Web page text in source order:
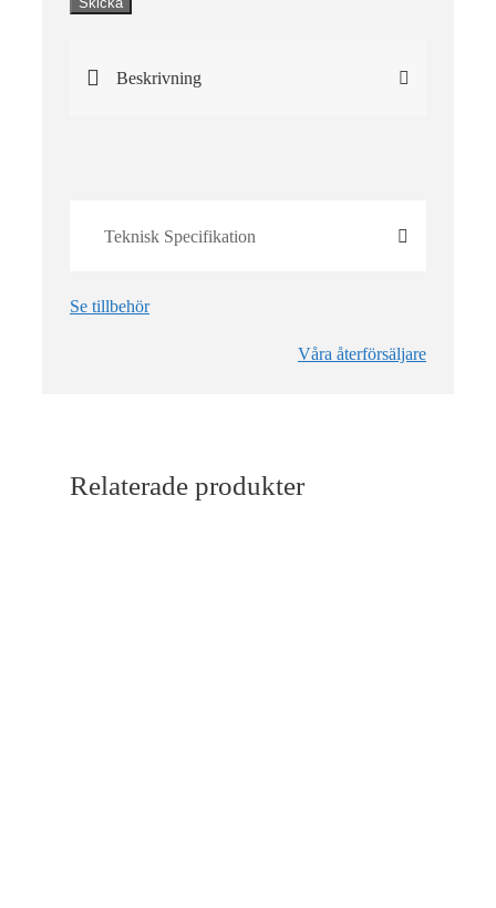
Beskrivning
Teknisk Specifikation
Se tillbehör
Våra återförsäljare
Relaterade produkter